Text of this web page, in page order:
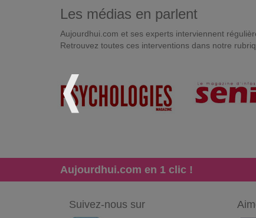
Les médias en parlent
Aujourdhui.com et ses experts interviennent
Retrouvez toutes ces interventions dans notre
Aujourdhui.com en 1 clic !
Suivez-nous sur